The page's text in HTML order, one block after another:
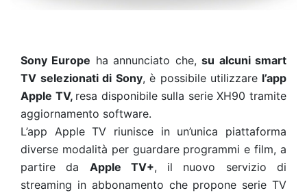
Sony Europe ha annunciato che,su alcuni smart
TV selezionati di Sony, è possibile utilizzare l’app
Apple TV, resa disponibile sulla serie XH90 tramite
aggiornamento software.
L’app Apple TV riunisce in un’unica piattaforma
diverse modalità per guardare programmi e film, a
partire da Apple TV+, il nuovo servizio di
streaming in abbonamento che propone serie TV